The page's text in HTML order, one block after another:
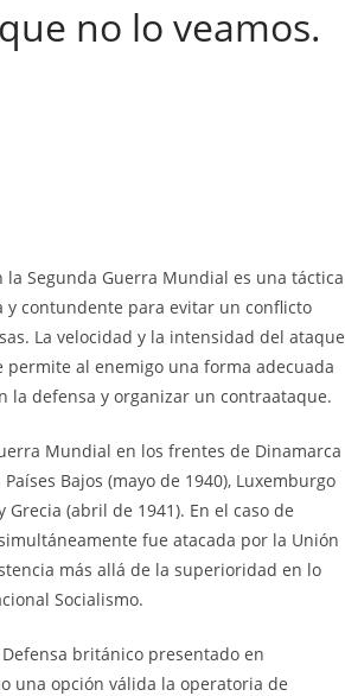
no lo veamos.
Segunda Guerra Mundial es una táctica
contundente para evitar un conflicto
La velocidad y la intensidad del ataque
al enemigo una forma adecuada
la defensa y organizar un contraataque.
Mundial en los frentes de Dinamarca
Bajos (mayo de 1940), Luxemburgo
Grecia (abril de 1941). En el caso de
fue atacada por la Unión
más allá de la superioridad en lo
Socialismo.
británico presentado en
una opción válida la operatoria de